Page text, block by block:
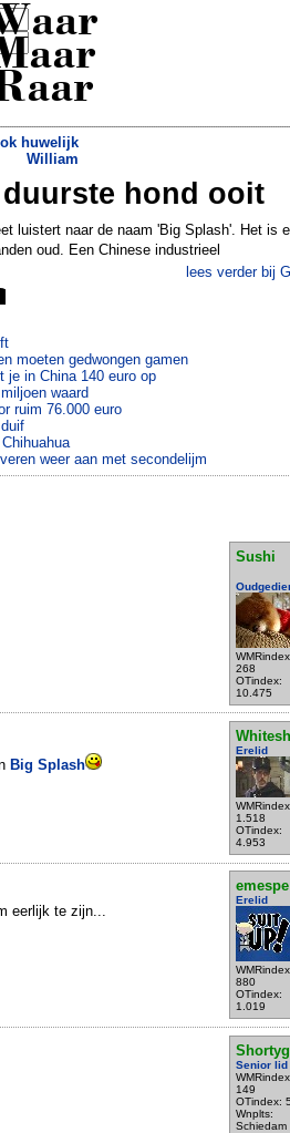
huwelijk
William
Vrouw bijt ballen vriendje af
»
hond ooit
luistert naar de naam 'Big Splash'. Het is
oud. Een Chinese industrieel
lees verder bij
moeten gedwongen gamen
je in China 140 euro op
waard
ruim 76.000 euro
weer aan met secondelijm
Sushi
268
OTindex:
10.475
Erelid
1.518
OTindex:
4.953
Big Splash
emespe
Erelid
880
OTindex:
1.019
eerlijk te zijn...
Senior lid
149
OTindex:
Wnplts:
Schiedam